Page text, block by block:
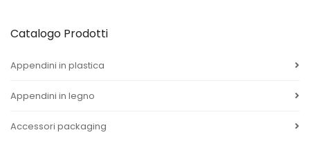
Catalogo Prodotti
Appendini in plastica
Appendini in legno
Accessori packaging